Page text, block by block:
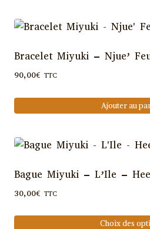
sur
page
du
produit
plusieurs
Les
options
peuvent
choisies
la
page
Bracelet Miyuki – Njue’
90,00€ TTC
Ajouter au
Bague Miyuki – L’Ile –
30,00€ TTC
Choix des